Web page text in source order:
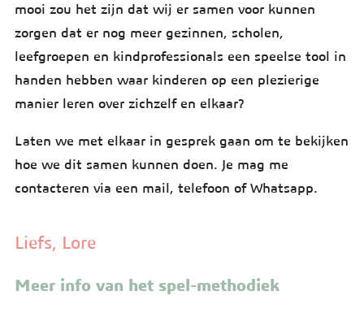
mooi zou het zijn dat wij er samen voor kunnen
zorgen dat er nog meer gezinnen, scholen,
leefgroepen en kindprofessionals een speelse tool in
handen hebben waar kinderen op een plezierige
manier leren over zichzelf en elkaar?
Laten we met elkaar in gesprek gaan om te bekijken
hoe we dit samen kunnen doen. Je mag me
contacteren via een mail, telefoon of Whatsapp.
Liefs, Lore
Meer info van het spel-methodiek